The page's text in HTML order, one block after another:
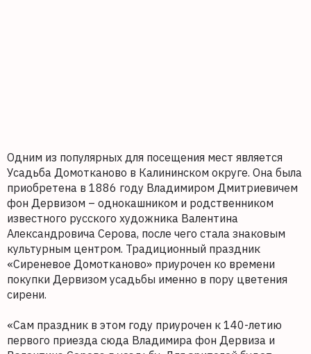
Одним из популярных для посещения мест является
Усадьба Домотканово в Калининском округе. Она была
приобретена в 1886 году Владимиром Дмитриевичем
фон Дервизом – однокашником и родственником
известного русского художника Валентина
Александровича Серова, после чего стала знаковым
культурным центром. Традиционный праздник
«Сиреневое Домотканово» приурочен ко времени
покупки Дервизом усадьбы именно в пору цветения
сирени.
«Сам праздник в этом году приурочен к 140-летию
первого приезда сюда Владимира фон Дервиза и